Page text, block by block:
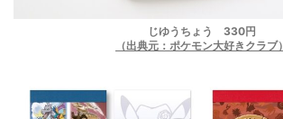
じゆうちょう 330円
（出典元：ポケモン大好きクラブ）